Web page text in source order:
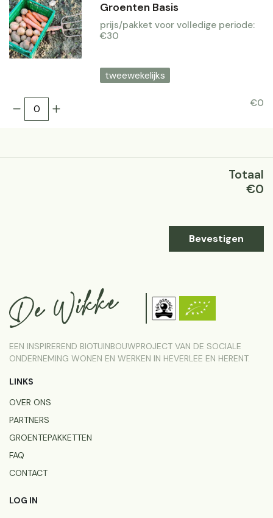
Groenten Basis
prijs/pakket voor volledige periode:
€30
tweewekelijks
€0
Totaal
€0
Bevestigen
EEN INSPIREREND BIOTUINBOUWPROJECT VAN DE SOCIALE
ONDERNEMING WONEN EN WERKEN IN HEVERLEE EN HERENT.
LINKS
OVER ONS
PARTNERS
GROENTEPAKKETTEN
FAQ
CONTACT
LOG IN